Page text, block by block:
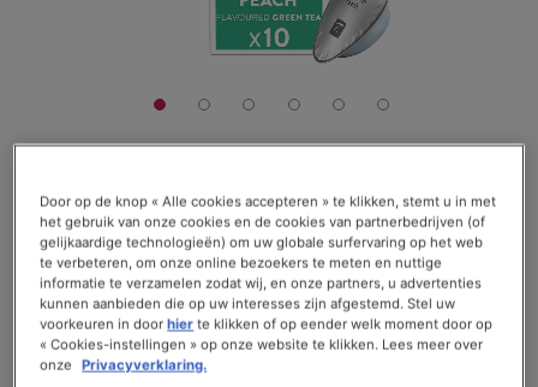
€ 4,90
De doos met 10 capsules
Waardering:
93
% of100
Lees recensies (3)
Op voorraad
Door op de knop « Alle cookies accepteren » te klikken, stemt u in met
het gebruik van onze cookies en de cookies van partnerbedrijven (of
gelijkaardige technologieën) om uw globale surfervaring op het web
te verbeteren, om onze online bezoekers te meten en nuttige
informatie te verzamelen zodat wij, en onze partners, u advertenties
kunnen aanbieden die op uw interesses zijn afgestemd. Stel uw
voorkeuren in doorhier te klikken of op eender welk moment door op
« Cookies-instellingen » op onze website te klikken. Lees meer over
onze
Privacyverklaring.